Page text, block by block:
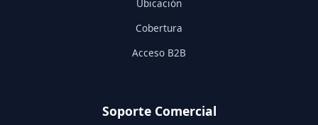
Ubicación
Cobertura
Acceso B2B
Soporte Comercial